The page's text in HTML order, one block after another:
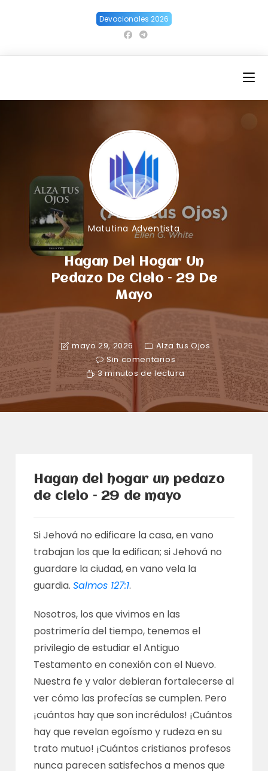
Devocionales 2026
Matutina Adventista
Hagan Del Hogar Un
Pedazo De Cielo – 29 De
Mayo
mayo 29, 2026
Alza tus Ojos
Sin comentarios
3 minutos de lectura
Hagan del hogar un pedazo
de cielo – 29 de mayo
Si Jehová no edificare la casa, en vano
trabajan los que la edifican; si Jehová no
guardare la ciudad, en vano vela la
guardia.Salmos 127:1.
Nosotros, los que vivimos en las
postrimería del tiempo, tenemos el
privilegio de estudiar el Antiguo
Testamento en conexión con el Nuevo.
Nuestra fe y valor debieran fortalecerse al
ver cómo las profecías se cumplen. Pero
¡cuántos hay que son incrédulos! ¡Cuántos
hay que revelan egoísmo y rudeza en su
trato mutuo! ¡Cuántos cristianos profesos
nunca parecen satisfechos a menos que